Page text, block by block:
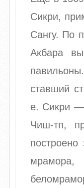
Сикри,
Сангу. По
Акбара
ставший
е. Сикри —
Чиш-тп,